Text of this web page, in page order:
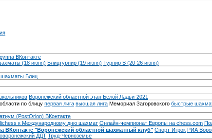
ВКонтакте
(18 июня) Блицтурнир (19 июня) Турнир B (20-26 июня)
Блиц
Воронежский областной этап Белой Ладьи-2021
по блицу первая лига высшая лига Мемориал Загоровского быстрые
(PostOrion) ВКонтакте
к Международному дню шахмат Онлайн-чемпионат Европы на chess.com
ВКонтакте "Воронежский областной шахматный клуб" Спорт-Игрок РИА
ДДТ Труд-Черноземье